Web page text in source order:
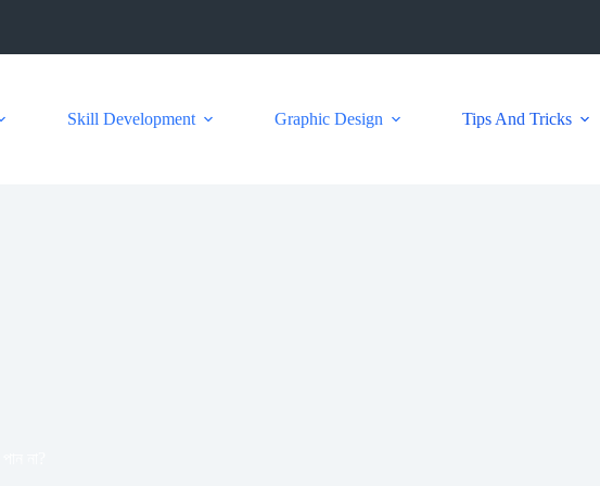
Skill Development Graphic Design Tips And Tricks